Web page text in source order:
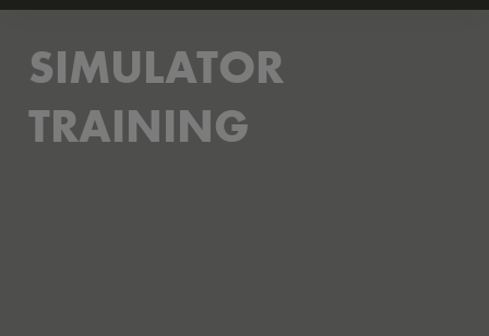
SIMULATOR
TRAINING